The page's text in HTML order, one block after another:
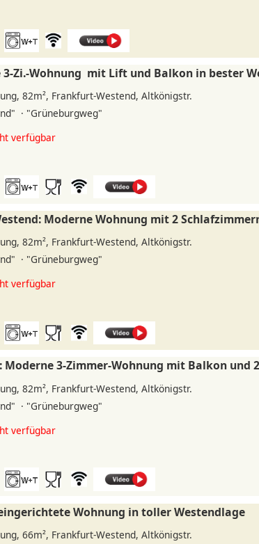
3-Zi.-Wohnung mit Lift und Balkon in bester
82m², Frankfurt-Westend, Altkönigstr.
· "Grüneburgweg"
verfügbar
Moderne Wohnung mit 2
82m², Frankfurt-Westend, Altkönigstr.
· "Grüneburgweg"
verfügbar
Moderne 3-Zimmer-Wohnung mit Balkon und
82m², Frankfurt-Westend, Altkönigstr.
· "Grüneburgweg"
verfügbar
Wohnung in toller Westendlage
66m², Frankfurt-Westend, Altkönigstr.